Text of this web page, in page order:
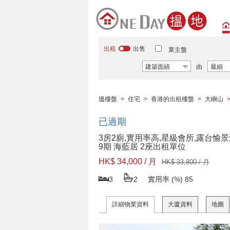
出租 出售 業主盤
建築面績 由 最細
搵樓盤 > 住宅 > 香港的出租樓盤 > 大嶼山 >
已過期
3房2廁,實用率高,星級會所,露台愉
9期 海藍居 2座出租單位
HK$ 34,000 / 月
HK$ 33,800 / 月
3 2 實用率 (%) 85
詳細物業資料 大廈資料 地圖